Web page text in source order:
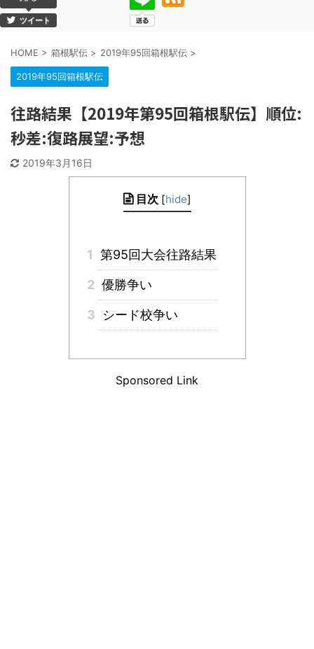
ツイート
HOME > 箱根駅伝 > 2019年95回箱根駅伝 >
2019年95回箱根駅伝
往路結果【2019年第95回箱根駅伝】順位:
秒差:復路展望:予想
2019年3月16日
目次 [hide]
1 第95回大会往路結果
2 優勝争い
3 シード校争い
Sponsored Link